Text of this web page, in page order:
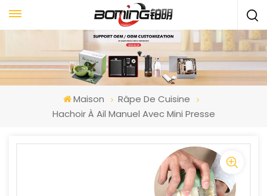
Maison
Râpe De Cuisine
Hachoir À Ail Manuel Avec Mini Presse